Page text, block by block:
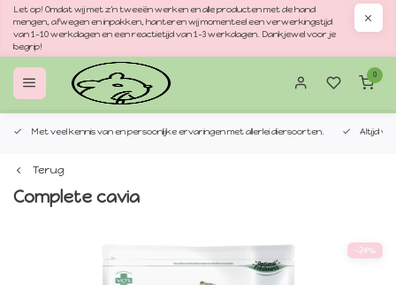
Let op! Omdat wij met z'n tweeën werken en alle producten met de hand
mengen, afwegen en inpakken, hanteren wij momenteel een verwerkingstijd
van 1–10 werkdagen en een reactietijd van 1–3 werkdagen. Dankjewel voor je
begrip!
0
Met veel kennis van en persoonlijke ervaringen met allerlei diersoorten. Altijd
Terug
Complete cavia
-24%